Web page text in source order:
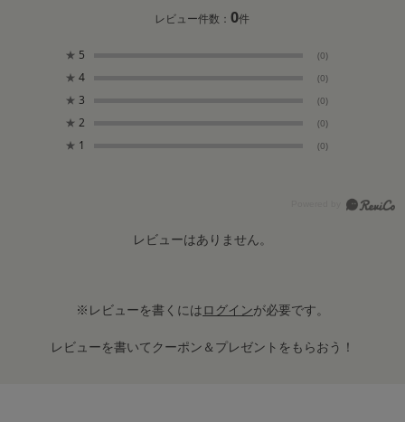
レビュー件数：0件
★ 5 (0)
★ 4 (0)
★ 3 (0)
★ 2 (0)
★ 1 (0)
レビューはありません。
※レビューを書くにはログインが必要です。
レビューを書いてクーポン＆プレゼントをもらおう！